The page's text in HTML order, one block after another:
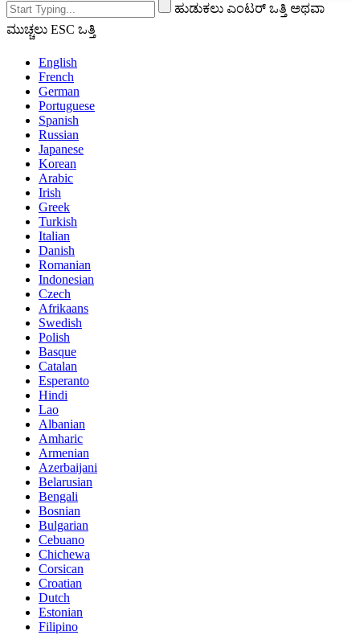
ಹುಡುಕಲು ಎಂಟರ್ ಒತ್ತಿ ಅಥವಾ
ಮುಚ್ಚಲು ESC ಒತ್ತಿ
English
French
German
Portuguese
Spanish
Russian
Japanese
Korean
Arabic
Irish
Greek
Turkish
Italian
Danish
Romanian
Indonesian
Czech
Afrikaans
Swedish
Polish
Basque
Catalan
Esperanto
Hindi
Lao
Albanian
Amharic
Armenian
Azerbaijani
Belarusian
Bengali
Bosnian
Bulgarian
Cebuano
Chichewa
Corsican
Croatian
Dutch
Estonian
Filipino